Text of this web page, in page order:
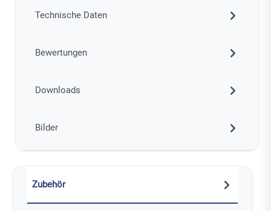
Technische Daten
Bewertungen
Downloads
Bilder
Zubehör